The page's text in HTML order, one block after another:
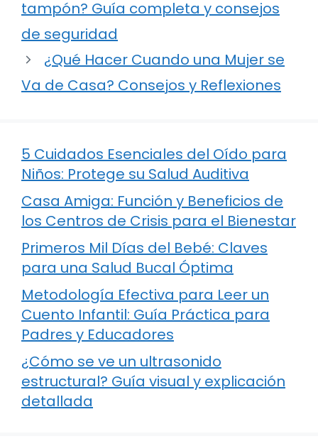
tampón? Guía completa y consejos
de seguridad
¿Qué Hacer Cuando una Mujer se
Va de Casa? Consejos y Reflexiones
5 Cuidados Esenciales del Oído para
Niños: Protege su Salud Auditiva
Casa Amiga: Función y Beneficios de
los Centros de Crisis para el Bienestar
Primeros Mil Días del Bebé: Claves
para una Salud Bucal Óptima
Metodología Efectiva para Leer un
Cuento Infantil: Guía Práctica para
Padres y Educadores
¿Cómo se ve un ultrasonido
estructural? Guía visual y explicación
detallada